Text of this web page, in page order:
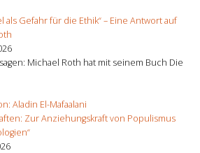
als Gefahr für die Ethik“ – Eine Antwort auf
Michael Roth hat mit seinem Buch Die
Aladin El-Mafaalani
Zur Anziehungskraft von Populismus